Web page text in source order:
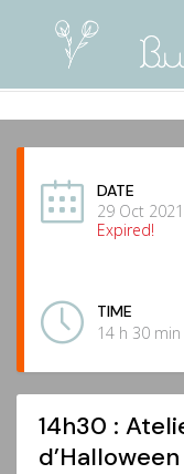
DATE
29 Oct 2021
Expired!
TIME
14 h 30
14h30 :